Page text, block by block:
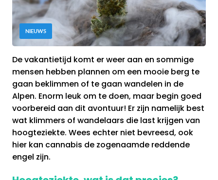
NIEUWS
De vakantietijd komt er weer aan en sommige
mensen hebben plannen om een mooie berg te
gaan beklimmen of te gaan wandelen in de
Alpen. Enorm leuk om te doen, maar begin goed
voorbereid aan dit avontuur! Er zijn namelijk best
wat klimmers of wandelaars die last krijgen van
hoogteziekte. Wees echter niet bevreesd, ook
hier kan cannabis de zogenaamde reddende
engel zijn.